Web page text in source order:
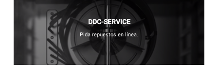
DDC-SERVICE
Pida repuestos en línea.